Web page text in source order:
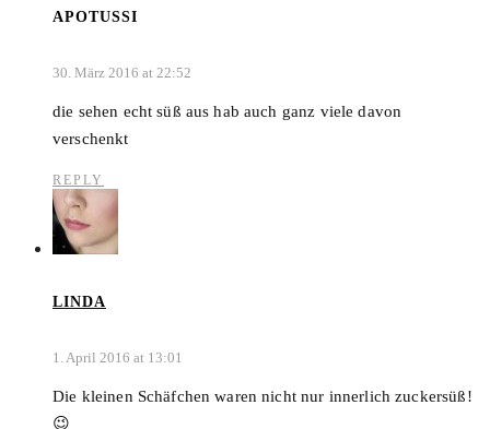
APOTUSSI
30. März 2016 at 22:52
die sehen echt süß aus hab auch ganz viele davon
verschenkt
REPLY
LINDA
1. April 2016 at 13:01
Die kleinen Schäfchen waren nicht nur innerlich zuckersüß!
😉